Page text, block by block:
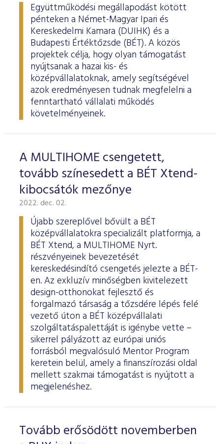
Együttműködési megállapodást kötött
pénteken a Német-Magyar Ipari és
Kereskedelmi Kamara (DUIHK) és a
Budapesti Értéktőzsde (BÉT). A közös
projektek célja, hogy olyan támogatást
nyújtsanak a hazai kis- és
középvállalatoknak, amely segítségével
azok eredményesen tudnak megfelelni a
fenntartható vállalati működés
követelményeinek.
A MULTIHOME csengetett,
tovább színesedett a BÉT Xtend-
kibocsátók mezőnye
2022. dec. 02.
Újabb szereplővel bővült a BÉT
középvállalatokra specializált platformja, a
BÉT Xtend, a MULTIHOME Nyrt.
részvényeinek bevezetését
kereskedésindító csengetés jelezte a BÉT-
en. Az exkluzív minőségben kivitelezett
design-otthonokat fejlesztő és
forgalmazó társaság a tőzsdére lépés felé
vezető úton a BÉT középvállalati
szolgáltatáspalettáját is igénybe vette –
sikerrel pályázott az európai uniós
forrásból megvalósuló Mentor Program
keretein belül, amely a finanszírozási oldal
mellett szakmai támogatást is nyújtott a
megjelenéshez.
Tovább erősödött novemberben